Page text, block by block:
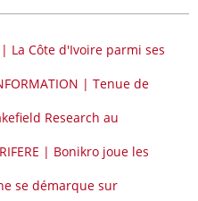
en Algérie où un permis de
oriental lui a été attribué
des ressources en
rendue publique mercredi 15
cadre de sa politique de relance
se situe dans une zone de
son potentiel. BP pourra y
| La Côte d'Ivoire parmi ses
| Tenue de
Research au
| Bonikro joue les
se démarque sur